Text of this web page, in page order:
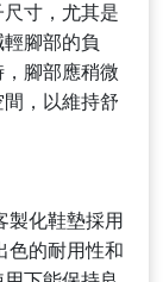
寸，尤其是
腳部的負
腳部應稍微
，以維持舒
製化鞋墊採用
色的耐用性和